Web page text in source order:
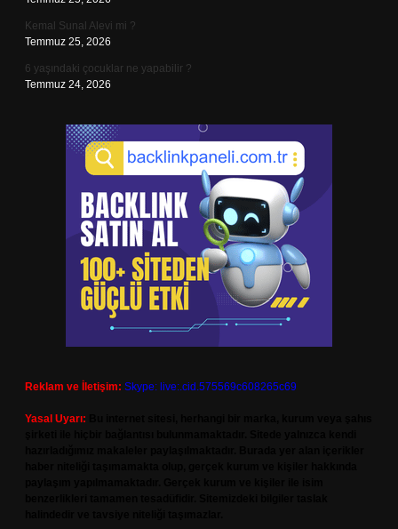
Kemal Sunal Alevi mi ?
Temmuz 25, 2026
6 yaşındaki çocuklar ne yapabilir ?
Temmuz 24, 2026
Reklam ve İletişim: Skype: live:.cid.575569c608265c69
Yasal Uyarı: